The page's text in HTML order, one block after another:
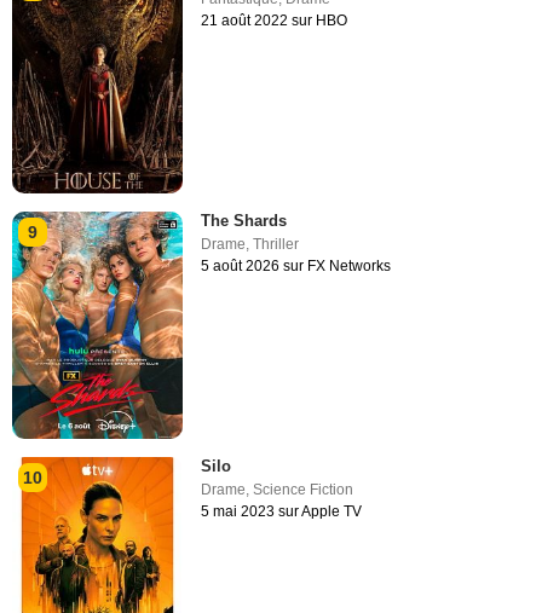
21 août 2022 sur HBO
9
The Shards
Drame,Thriller
5 août 2026 sur FX Networks
10
Silo
Drame,Science Fiction
5 mai 2023 sur Apple TV